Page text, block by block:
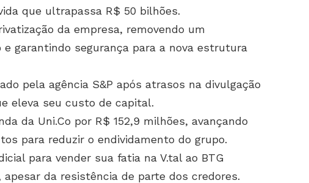
que ultrapassa R$ 50 bilhões.
da empresa, removendo um
garantindo segurança para a nova estrutura
pela agência S&P após atrasos na divulgação
eleva seu custo de capital.
da Uni.Co por R$ 152,9 milhões, avançando
para reduzir o endividamento do grupo.
para vender sua fatia na V.tal ao BTG
da resistência de parte dos credores.